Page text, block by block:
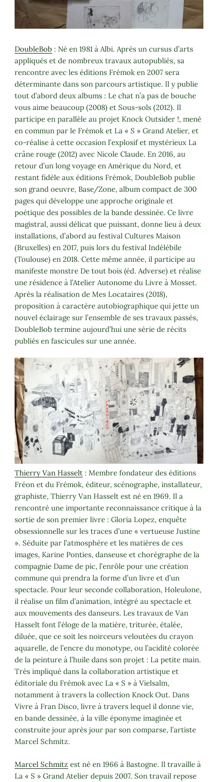
DoubleBob : Né en 1981 à Albi. Après un cursus d’arts
appliqués et de nombreux travaux autopubliés, sa
rencontre avec les éditions Frémok en 2007 sera
déterminante dans son parcours artistique. Il y publie
tout d’abord deux albums : Le chat n’a pas de bouche
vous aime beaucoup (2008) et Sous-sols (2012). Il
participe en parallèle au projet Knock Outsider !, mené
en commun par le Frémok et La « S » Grand Atelier, et
co-réalise à cette occasion l’explosif et mystérieux La
crâne rouge (2012) avec Nicole Claude. En 2016, au
retour d’un long voyage en Amérique du Nord, et
restant fidèle aux éditions Frémok, DoubleBob publie
son grand oeuvre, Base/Zone, album compact de 300
pages qui développe une approche originale et
poétique des possibles de la bande dessinée. Ce livre
magistral, aussi délicat que puissant, donne lieu à deux
installations, d’abord au festival Cultures Maison
(Bruxelles) en 2017, puis lors du festival Indélébile
(Toulouse) en 2018. Cette même année, il participe au
manifeste monstre De tout bois (éd. Adverse) et réalise
une résidence à l’Atelier Autonome du Livre à Mosset.
Après la réalisation de Mes Locataires (2018),
proposition à caractère autobiographique qui jette un
nouvel éclairage sur l’ensemble de ses travaux passés,
DoubleBob termine aujourd’hui une série de récits
publiés en fascicules sur une année.
Thierry Van Hasselt : Membre fondateur des éditions
Fréon et du Frémok, éditeur, scénographe, installateur,
graphiste, Thierry Van Hasselt est né en 1969. Il a
rencontré une importante reconnaissance critique à la
sortie de son premier livre : Gloria Lopez, enquête
obsessionnelle sur les traces d’une « vertueuse Justine
». Séduite par l’atmosphère et les matières de ces
images, Karine Ponties, danseuse et chorégraphe de la
compagnie Dame de pic, l’enrôle pour une création
commune qui prendra la forme d’un livre et d’un
spectacle. Pour leur seconde collaboration, Holeulone,
il réalise un film d’animation, intégré au spectacle et
aux mouvements des danseurs. Les travaux de Van
Hasselt font l’éloge de la matière, triturée, étalée,
diluée, que ce soit les noirceurs veloutées du crayon
aquarelle, de l’encre du monotype, ou l’acidité colorée
de la peinture à l’huile dans son projet : La petite main.
Très impliqué dans la collaboration artistique et
éditoriale du Frémok avec La « S » à Vielsalm,
notamment à travers la collection Knock Out. Dans
Vivre à Fran Disco, livre à travers lequel il donne vie,
en bande dessinée, à la ville éponyme imaginée et
construite jour après jour par son comparse, l’artiste
Marcel Schmitz.
Marcel Schmitz est né en 1966 à Bastogne. Il travaille à
La « S » Grand Atelier depuis 2007. Son travail repose